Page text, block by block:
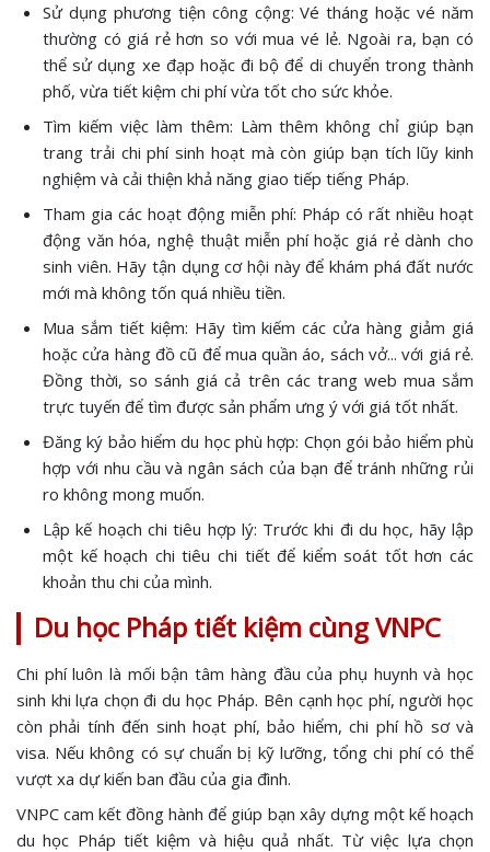
Sử dụng phương tiện công cộng: Vé tháng hoặc vé năm
thường có giá rẻ hơn so với mua vé lẻ. Ngoài ra, bạn có
thể sử dụng xe đạp hoặc đi bộ để di chuyển trong thành
phố, vừa tiết kiệm chi phí vừa tốt cho sức khỏe.
Tìm kiếm việc làm thêm: Làm thêm không chỉ giúp bạn
trang trải chi phí sinh hoạt mà còn giúp bạn tích lũy kinh
nghiệm và cải thiện khả năng giao tiếp tiếng Pháp.
Tham gia các hoạt động miễn phí: Pháp có rất nhiều hoạt
động văn hóa, nghệ thuật miễn phí hoặc giá rẻ dành cho
sinh viên. Hãy tận dụng cơ hội này để khám phá đất nước
mới mà không tốn quá nhiều tiền.
Mua sắm tiết kiệm: Hãy tìm kiếm các cửa hàng giảm giá
hoặc cửa hàng đồ cũ để mua quần áo, sách vở... với giá rẻ.
Đồng thời, so sánh giá cả trên các trang web mua sắm
trực tuyến để tìm được sản phẩm ưng ý với giá tốt nhất.
Đăng ký bảo hiểm du học phù hợp: Chọn gói bảo hiểm phù
hợp với nhu cầu và ngân sách của bạn để tránh những rủi
ro không mong muốn.
Lập kế hoạch chi tiêu hợp lý: Trước khi đi du học, hãy lập
một kế hoạch chi tiêu chi tiết để kiểm soát tốt hơn các
khoản thu chi của mình.
Du học Pháp tiết kiệm cùng VNPC
Chi phí luôn là mối bận tâm hàng đầu của phụ huynh và học
sinh khi lựa chọn đi du học Pháp. Bên cạnh học phí, người học
còn phải tính đến sinh hoạt phí, bảo hiểm, chi phí hồ sơ và
visa. Nếu không có sự chuẩn bị kỹ lưỡng, tổng chi phí có thể
vượt xa dự kiến ban đầu của gia đình.
VNPC cam kết đồng hành để giúp bạn xây dựng một kế hoạch
du học Pháp tiết kiệm và hiệu quả nhất. Từ việc lựa chọn